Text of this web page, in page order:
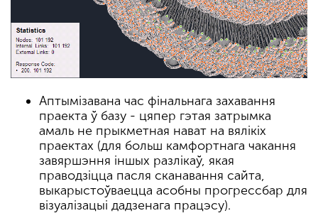
Аптымізавана час фінальнага захавання
праекта ў базу - цяпер гэтая затрымка
амаль не прыкметная нават на вялікіх
праектах (для больш камфортнага чакання
завяршэння іншых разлікаў, якая
праводзіцца пасля сканавання сайта,
выкарыстоўваецца асобны прогрессбар для
візуалізацыі дадзенага працэсу).